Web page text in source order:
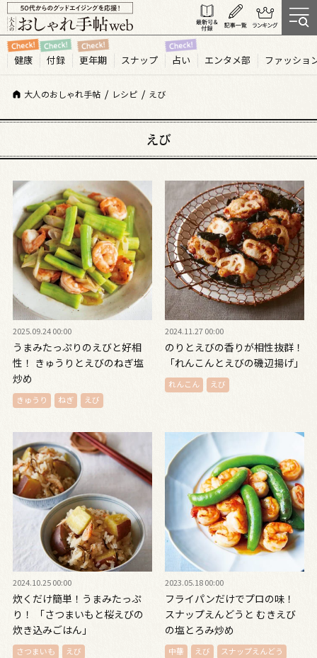
健康 付録 更年期 スナップ 占い エンタメ部 ファッショ
大人のおしゃれ手帖 レシピ えび
えび
2025.09.24 00:00
うまみたっぷりのえびと好相
性！ きゅうりとえびのねぎ塩
炒め
きゅうり ねぎ えび
2024.11.27 00:00
のりとえびの香りが相性抜群！
「れんこんとえびの磯辺揚げ」
れんこん えび
2024.10.25 00:00
炊くだけ簡単！うまみたっぷ
り！ 「さつまいもと桜えびの
炊き込みごはん」
さつまいも えび
2023.05.18 00:00
フライパンだけでプロの味！
スナップえんどうと むきえび
の塩とろみ炒め
中華 えび スナップえんどう